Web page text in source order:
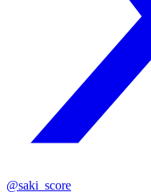
@saki_score